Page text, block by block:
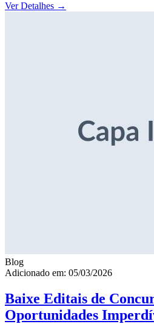
Ver Detalhes →
Blog
Adicionado em: 05/03/2026
Baixe Editais de
Oportunidades